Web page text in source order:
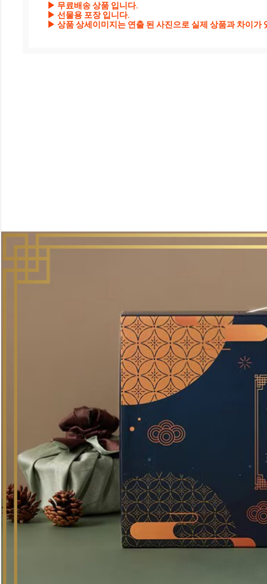
▶ 무료배송 상품 입니다.
▶ 선물용 포장 입니다.
▶ 상품 상세이미지는 연출 된 사진으로 실제 상품과 차이